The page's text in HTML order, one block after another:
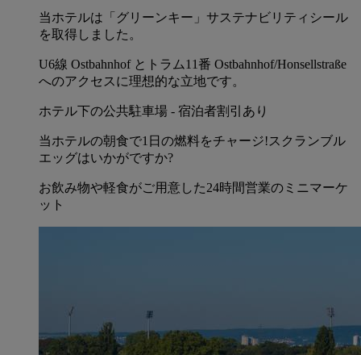
当ホテルは「グリーンキー」サステナビリティシール
を取得しました。
U6線 Ostbahnhof とトラム11番 Ostbahnhof/Honsellstraße
へのアクセスに理想的な立地です。
ホテル下の公共駐車場 - 宿泊者割引あり
当ホテルの朝食で1日の燃料をチャージ!スクランブル
エッグはいかがですか?
お飲み物や軽食がご用意した24時間営業のミニマーケ
ット